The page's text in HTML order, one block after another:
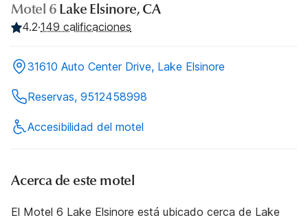
Motel 6 Lake Elsinore, CA
4.2·149 calificaciones
31610 Auto Center Drive, Lake Elsinore
Reservas, 9512458998
Accesibilidad del motel
Acerca de este motel
El Motel 6 Lake Elsinore está ubicado cerca de Lake